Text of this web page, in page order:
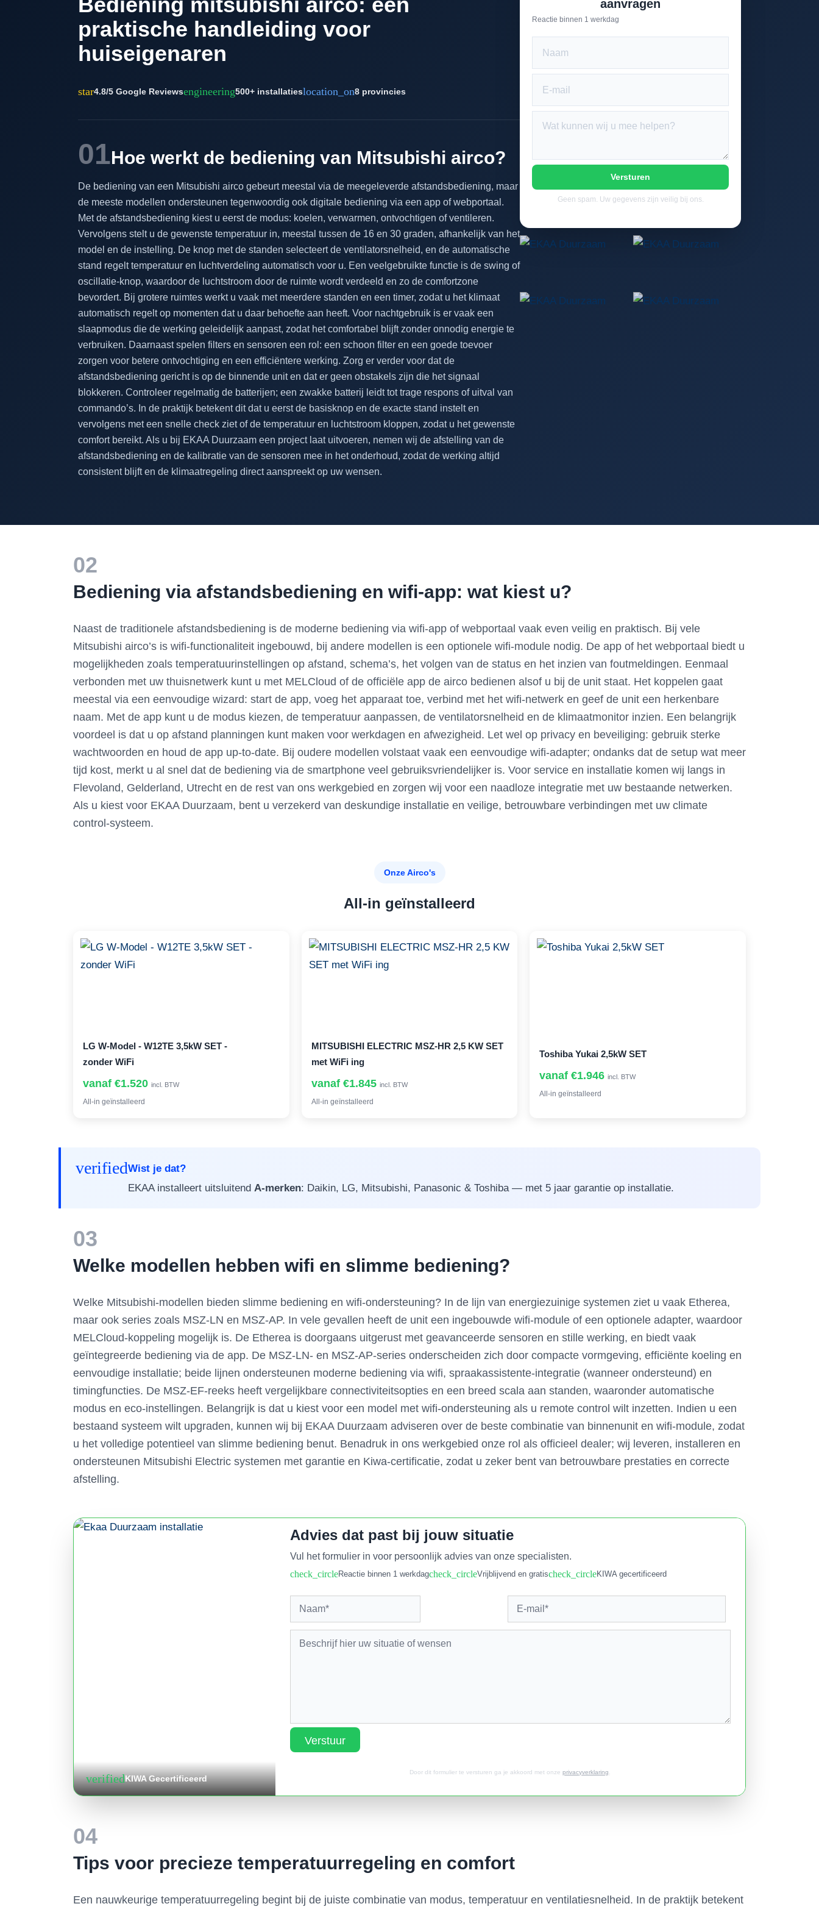
praktische handleiding voor
huiseigenaren
star4.8/5 Google Reviewsengineering500+ installatieslocation_on8 provincies
01Hoe werkt de bediening van Mitsubishi airco?
De bediening van een Mitsubishi airco gebeurt meestal via de meegeleverde afstandsbediening, maar
de meeste modellen ondersteunen tegenwoordig ook digitale bediening via een app of webportaal.
Met de afstandsbediening kiest u eerst de modus: koelen, verwarmen, ontvochtigen of ventileren.
Vervolgens stelt u de gewenste temperatuur in, meestal tussen de 16 en 30 graden, afhankelijk van het
model en de instelling. De knop met de standen selecteert de ventilatorsnelheid, en de automatische
stand regelt temperatuur en luchtverdeling automatisch voor u. Een veelgebruikte functie is de swing of
oscillatie-knop, waardoor de luchtstroom door de ruimte wordt verdeeld en zo de comfortzone
bevordert. Bij grotere ruimtes werkt u vaak met meerdere standen en een timer, zodat u het klimaat
automatisch regelt op momenten dat u daar behoefte aan heeft. Voor nachtgebruik is er vaak een
slaapmodus die de werking geleidelijk aanpast, zodat het comfortabel blijft zonder onnodig energie te
verbruiken. Daarnaast spelen filters en sensoren een rol: een schoon filter en een goede toevoer
zorgen voor betere ontvochtiging en een efficiëntere werking. Zorg er verder voor dat de
afstandsbediening gericht is op de binnende unit en dat er geen obstakels zijn die het signaal
blokkeren. Controleer regelmatig de batterijen; een zwakke batterij leidt tot trage respons of uitval van
commando’s. In de praktijk betekent dit dat u eerst de basisknop en de exacte stand instelt en
vervolgens met een snelle check ziet of de temperatuur en luchtstroom kloppen, zodat u het gewenste
comfort bereikt. Als u bij EKAA Duurzaam een project laat uitvoeren, nemen wij de afstelling van de
afstandsbediening en de kalibratie van de sensoren mee in het onderhoud, zodat de werking altijd
consistent blijft en de klimaatregeling direct aanspreekt op uw wensen.
aanvragen
Reactie binnen 1 werkdag
Versturen
Geen spam. Uw gegevens zijn veilig bij ons.
02
Bediening via afstandsbediening en wifi-app: wat kiest u?
Naast de traditionele afstandsbediening is de moderne bediening via wifi-app of webportaal vaak even veilig en praktisch. Bij vele
Mitsubishi airco’s is wifi-functionaliteit ingebouwd, bij andere modellen is een optionele wifi-module nodig. De app of het webportaal biedt u
mogelijkheden zoals temperatuurinstellingen op afstand, schema’s, het volgen van de status en het inzien van foutmeldingen. Eenmaal
verbonden met uw thuisnetwerk kunt u met MELCloud of de officiële app de airco bedienen alsof u bij de unit staat. Het koppelen gaat
meestal via een eenvoudige wizard: start de app, voeg het apparaat toe, verbind met het wifi-netwerk en geef de unit een herkenbare
naam. Met de app kunt u de modus kiezen, de temperatuur aanpassen, de ventilatorsnelheid en de klimaatmonitor inzien. Een belangrijk
voordeel is dat u op afstand planningen kunt maken voor werkdagen en afwezigheid. Let wel op privacy en beveiliging: gebruik sterke
wachtwoorden en houd de app up-to-date. Bij oudere modellen volstaat vaak een eenvoudige wifi-adapter; ondanks dat de setup wat meer
tijd kost, merkt u al snel dat de bediening via de smartphone veel gebruiksvriendelijker is. Voor service en installatie komen wij langs in
Flevoland, Gelderland, Utrecht en de rest van ons werkgebied en zorgen wij voor een naadloze integratie met uw bestaande netwerken.
Als u kiest voor EKAA Duurzaam, bent u verzekerd van deskundige installatie en veilige, betrouwbare verbindingen met uw climate
control-systeem.
Onze Airco's
All-in geïnstalleerd
LG W-Model - W12TE 3,5kW SET -
zonder WiFi
vanaf €1.520 incl. BTW
All-in geïnstalleerd
MITSUBISHI ELECTRIC MSZ-HR 2,5 KW SET
met WiFi ing
vanaf €1.845 incl. BTW
All-in geïnstalleerd
Toshiba Yukai 2,5kW SET
vanaf €1.946 incl. BTW
All-in geïnstalleerd
verifiedWist je dat?
EKAA installeert uitsluitend A-merken: Daikin, LG, Mitsubishi, Panasonic & Toshiba — met 5 jaar garantie op installatie.
03
Welke modellen hebben wifi en slimme bediening?
Welke Mitsubishi-modellen bieden slimme bediening en wifi-ondersteuning? In de lijn van energiezuinige systemen ziet u vaak Etherea,
maar ook series zoals MSZ-LN en MSZ-AP. In vele gevallen heeft de unit een ingebouwde wifi-module of een optionele adapter, waardoor
MELCloud-koppeling mogelijk is. De Etherea is doorgaans uitgerust met geavanceerde sensoren en stille werking, en biedt vaak
geïntegreerde bediening via de app. De MSZ-LN- en MSZ-AP-series onderscheiden zich door compacte vormgeving, efficiënte koeling en
eenvoudige installatie; beide lijnen ondersteunen moderne bediening via wifi, spraakassistente-integratie (wanneer ondersteund) en
timingfuncties. De MSZ-EF-reeks heeft vergelijkbare connectiviteitsopties en een breed scala aan standen, waaronder automatische
modus en eco-instellingen. Belangrijk is dat u kiest voor een model met wifi-ondersteuning als u remote control wilt inzetten. Indien u een
bestaand systeem wilt upgraden, kunnen wij bij EKAA Duurzaam adviseren over de beste combinatie van binnenunit en wifi-module, zodat
u het volledige potentieel van slimme bediening benut. Benadruk in ons werkgebied onze rol als officieel dealer; wij leveren, installeren en
ondersteunen Mitsubishi Electric systemen met garantie en Kiwa-certificatie, zodat u zeker bent van betrouwbare prestaties en correcte
afstelling.
verifiedKIWA Gecertificeerd
Advies dat past bij jouw situatie
Vul het formulier in voor persoonlijk advies van onze specialisten.
check_circleReactie binnen 1 werkdagcheck_circleVrijblijvend en gratischeck_circleKIWA gecertificeerd
Verstuur
Door dit formulier te versturen ga je akkoord met onzeprivacyverklaring
04
Tips voor precieze temperatuurregeling en comfort
Een nauwkeurige temperatuurregeling begint bij de juiste combinatie van modus, temperatuur en ventilatiesnelheid. In de praktijk betekent